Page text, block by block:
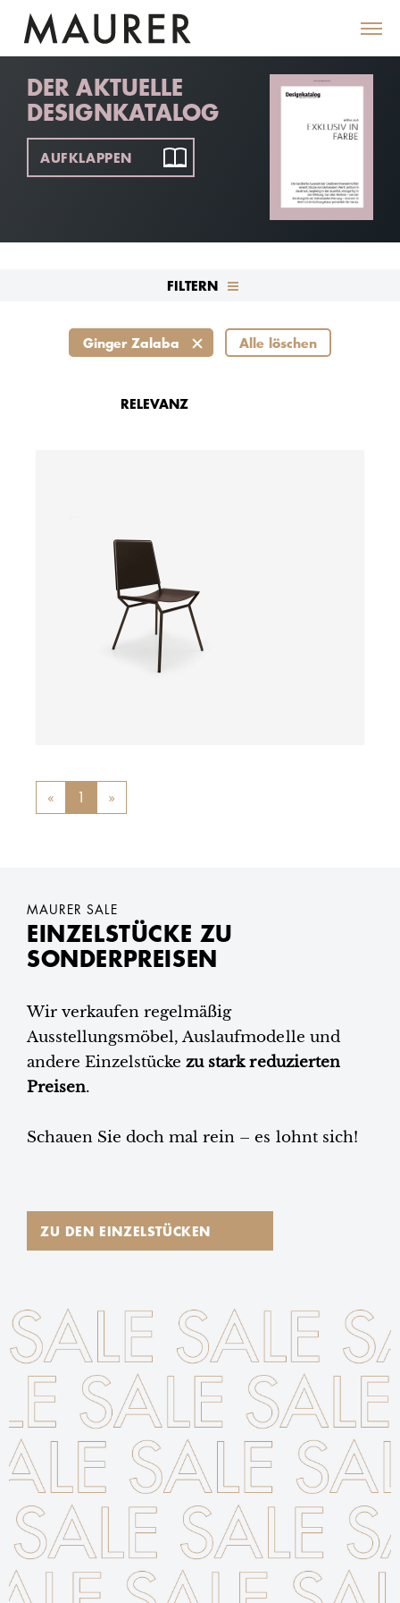
DER AKTUELLE
DESIGNKATALOG
AUFKLAPPEN
FILTERN
Ginger Zalaba Alle löschen
RELEVANZ
« Previous
1 »
MAURER SALE
EINZELSTÜCKE ZU
SONDERPREISEN
Wir verkaufen regelmäßig
Ausstellungsmöbel, Auslaufmodelle und
andere Einzelstücke zu stark reduzierten
Preisen.
Schauen Sie doch mal rein – es lohnt sich!
ZU DEN EINZELSTÜCKEN